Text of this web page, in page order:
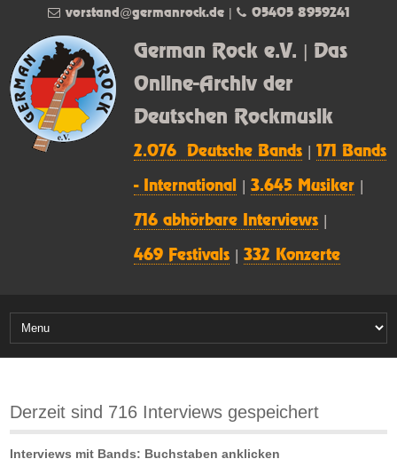
German Rock e.V. | Das
Online-Archiv der
Deutschen Rockmusik
2.076 Deutsche Bands |171 Bands
- International |3.645 Musiker
716 abhörbare Interviews
469 Festivals |332 Konzerte
vorstand@germanrock.de| 05405 8959241
Derzeit sind 716 Interviews gespeichert
Interviews mit Bands: Buchstaben anklicken